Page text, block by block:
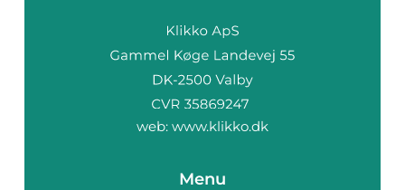
web: www.klikko.dk
Menu